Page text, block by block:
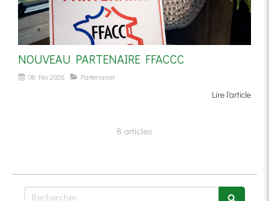
NOUVEAU PARTENAIRE FFACCC
08 Fév 2026 Partenariat
Lire l'article
8 articles
Rechercher